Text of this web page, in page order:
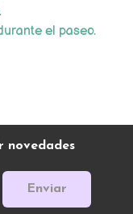
el paseo.
novedades
Enviar